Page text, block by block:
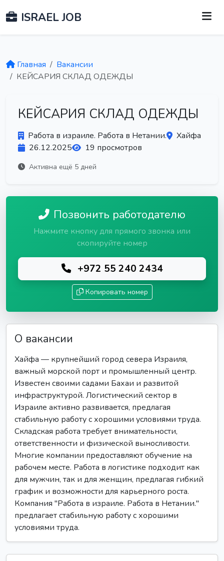
ISRAEL JOB
Главная
Вакансии
КЕЙСАРИЯ СКЛАД ОДЕЖДЫ
КЕЙСАРИЯ СКЛАД ОДЕЖДЫ
Работа в израиле. Работа в Нетании.
Хайфа
26.12.2025
19 просмотров
Активна ещё 5 дней
Позвонить работодателю
Нажмите кнопку для прямого звонка или
скопируйте номер
+972 55 240 2434
Копировать номер
О вакансии
Хайфа — крупнейший город севера Израиля,
важный морской порт и промышленный центр.
Известен своими садами Бахаи и развитой
инфраструктурой. Логистический сектор в
Израиле активно развивается, предлагая
стабильную работу с хорошими условиями труда.
Складская работа требует внимательности,
ответственности и физической выносливости.
Многие компании предоставляют обучение на
рабочем месте. Работа в логистике подходит как
для мужчин, так и для женщин, предлагая гибкий
график и возможности для карьерного роста.
Компания "Работа в израиле. Работа в Нетании."
предлагает стабильную работу с хорошими
условиями труда.